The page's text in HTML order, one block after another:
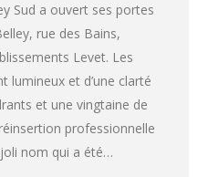
Sud a ouvert ses portes
rue des Bains,
Levet. Les
lumineux et d’une clarté
et une vingtaine de
professionnelle
joli nom qui a été…